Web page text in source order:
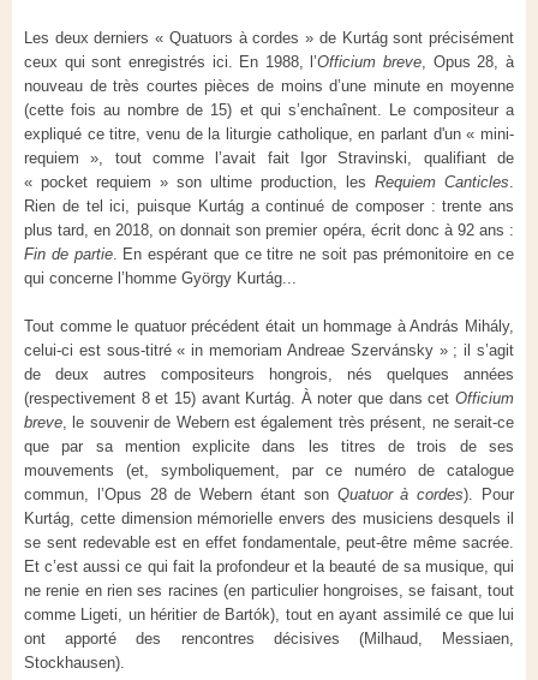
Les deux derniers « Quatuors à cordes » de Kurtág sont précisément
ceux qui sont enregistrés ici. En 1988, l’Officium breve , Opus 28, à
nouveau de très courtes pièces de moins d’une minute en moyenne
(cette fois au nombre de 15) et qui s’enchaînent. Le compositeur a
expliqué ce titre, venu de la liturgie catholique, en parlant d'un « mini-
requiem », tout comme l’avait fait Igor Stravinski, qualifiant de
« pocket requiem » son ultime production, les Requiem Canticles
Rien de tel ici, puisque Kurtág a continué de composer : trente ans
plus tard, en 2018, on donnait son premier opéra, écrit donc à 92 ans :
Fin de partie. En espérant que ce titre ne soit pas prémonitoire en ce
qui concerne l’homme György Kurtág...
Tout comme le quatuor précédent était un hommage à András Mihály,
celui-ci est sous-titré « in memoriam Andreae Szervánsky » ; il s’agit
de deux autres compositeurs hongrois, nés quelques années
(respectivement 8 et 15) avant Kurtág. À noter que dans cet Officium
breve , le souvenir de Webern est également très présent, ne serait-ce
que par sa mention explicite dans les titres de trois de ses
mouvements (et, symboliquement, par ce numéro de catalogue
commun, l’Opus 28 de Webern étant son Quatuor à cordes). Pour
Kurtág, cette dimension mémorielle envers des musiciens desquels il
se sent redevable est en effet fondamentale, peut-être même sacrée.
Et c’est aussi ce qui fait la profondeur et la beauté de sa musique, qui
ne renie en rien ses racines (en particulier hongroises, se faisant, tout
comme Ligeti, un héritier de Bartók), tout en ayant assimilé ce que lui
ont apporté des rencontres décisives (Milhaud, Messiaen,
Stockhausen).